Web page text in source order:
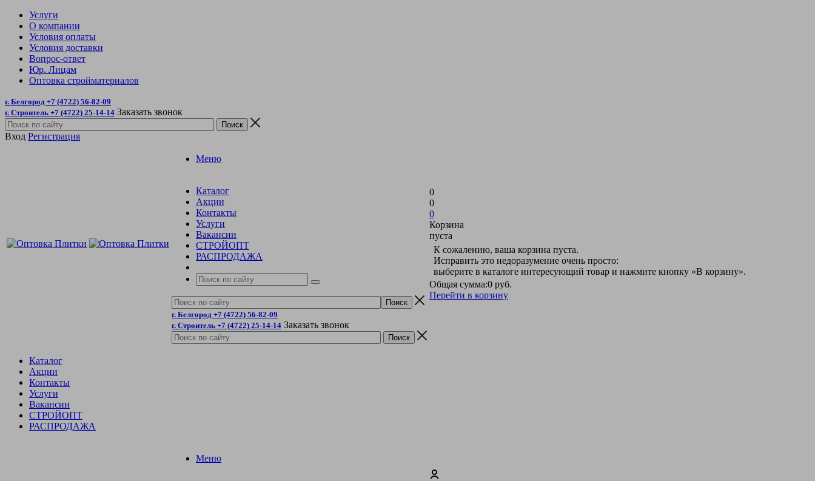
Услуги
О компании
Условия оплаты
Условия доставки
Вопрос-ответ
Юр. Лицам
Оптовка стройматериалов
г. Белгород +7 (4722) 56-82-09
г. Строитель +7 (4722) 25-14-14 Заказать звонок
Вход Регистрация
Меню
Каталог
Акции
Контакты
Услуги
Вакансии
СТРОЙОПТ
РАСПРОДАЖА
г. Белгород +7 (4722) 56-82-09
г. Строитель +7 (4722) 25-14-14 Заказать звонок
0
0
0
Корзина
пуста
К сожалению, ваша корзина пуста.
Исправить это недоразумение очень просто:
выберите в каталоге интересующий товар и нажмите кнопку «В корзину».
Общая сумма:0 руб.
Перейти в корзину
Каталог
Акции
Контакты
Услуги
Вакансии
СТРОЙОПТ
РАСПРОДАЖА
Меню